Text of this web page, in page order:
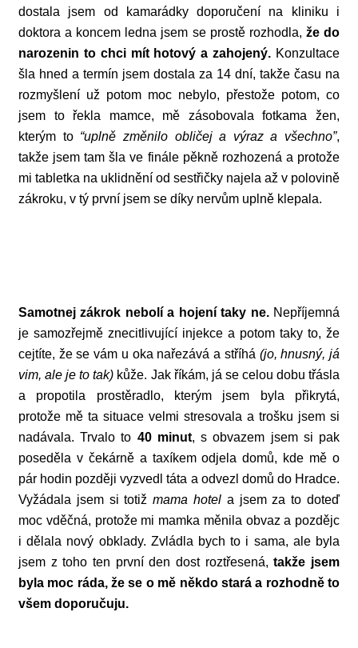
dostala jsem od kamarádky doporučení na kliniku i
doktora a koncem ledna jsem se prostě rozhodla, že do
narozenin to chci mít hotový a zahojený. Konzultace
šla hned a termín jsem dostala za 14 dní, takže času na
rozmyšlení už potom moc nebylo, přestože potom, co
jsem to řekla mamce, mě zásobovala fotkama žen,
kterým to “uplně změnilo obličej a výraz a všechno”,
takže jsem tam šla ve finále pěkně rozhozená a protože
mi tabletka na uklidnění od sestřičky najela až v polovině
zákroku, v tý první jsem se díky nervům uplně klepala.
Samotnej zákrok nebolí a hojení taky ne. Nepříjemná
je samozřejmě znecitlivující injekce a potom taky to, že
cejtíte, že se vám u oka nařezává a stříhá (jo, hnusný, já
vim, ale je to tak) kůže. Jak říkám, já se celou dobu třásla
a propotila prostěradlo, kterým jsem byla přikrytá,
protože mě ta situace velmi stresovala a trošku jsem si
nadávala. Trvalo to 40 minut, s obvazem jsem si pak
poseděla v čekárně a taxíkem odjela domů, kde mě o
pár hodin později vyzvedl táta a odvezl domů do Hradce.
Vyžádala jsem si totižmama hotel a jsem za to doteď
moc vděčná, protože mi mamka měnila obvaz a pozdějc
i dělala nový obklady. Zvládla bych to i sama, ale byla
jsem z toho ten první den dost roztřesená, takže jsem
byla moc ráda, že se o mě někdo stará a rozhodně to
všem doporučuju.